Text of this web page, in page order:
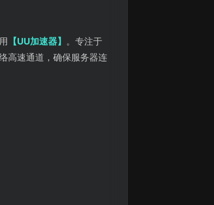
【UU加速器】 。专注于
高速通道，确保服务器连